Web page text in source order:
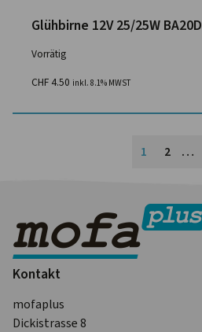
Glühbirne 12V 25/25W BA20D
Vorrätig
CHF 4.50 inkl. 8.1% MWST
1 2 …
Kontakt
mofaplus
Dickistrasse 8